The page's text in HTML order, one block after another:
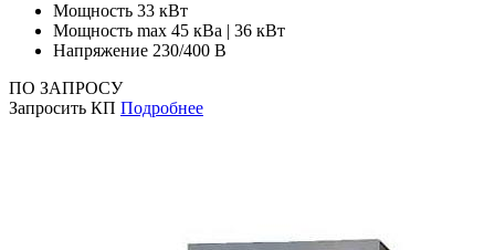
Мощность 33 кВт
Мощность max 45 кВа | 36 кВт
Напряжение 230/400 В
ПО ЗАПРОСУ
Запросить КП Подробнее